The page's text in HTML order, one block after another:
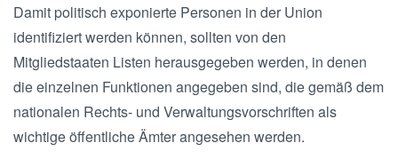
Damit politisch exponierte Personen in der Union
identifiziert werden können, sollten von den
Mitgliedstaaten Listen herausgegeben werden, in denen
die einzelnen Funktionen angegeben sind, die gemäß dem
nationalen Rechts- und Verwaltungsvorschriften als
wichtige öffentliche Ämter angesehen werden.